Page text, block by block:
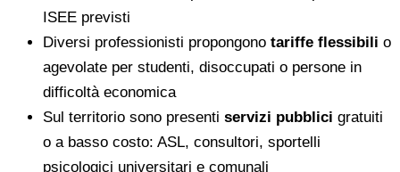
ISEE previsti
Diversi professionisti propongono tariffe flessibili o
agevolate per studenti, disoccupati o persone in
difficoltà economica
Sul territorio sono presenti servizi pubblici gratuiti
o a basso costo: ASL, consultori, sportelli
psicologici universitari e comunali